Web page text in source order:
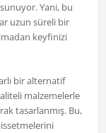
Yani, bu
uzun süreli bir
keyfinizi
bir alternatif
malzemelerle
tasarlanmış. Bu,